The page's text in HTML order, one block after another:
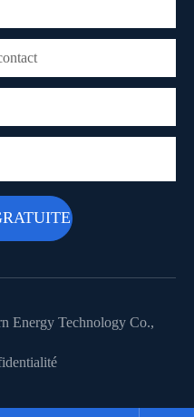
Energy Technology Co.,